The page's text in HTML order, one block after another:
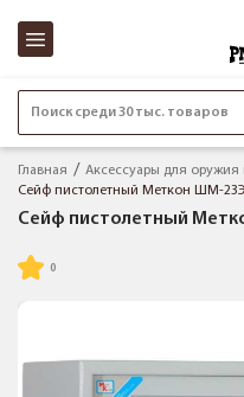
Поиск среди 30 тыс. товаров
Главная Аксессуары для оружия
Сейф пистолетный Меткон ШМ-
Сейф пистолетный